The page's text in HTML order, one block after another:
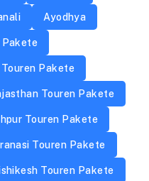
Ayodhya
Pakete
Touren Pakete
Touren Pakete
Touren Pakete
Touren Pakete
Touren Pakete